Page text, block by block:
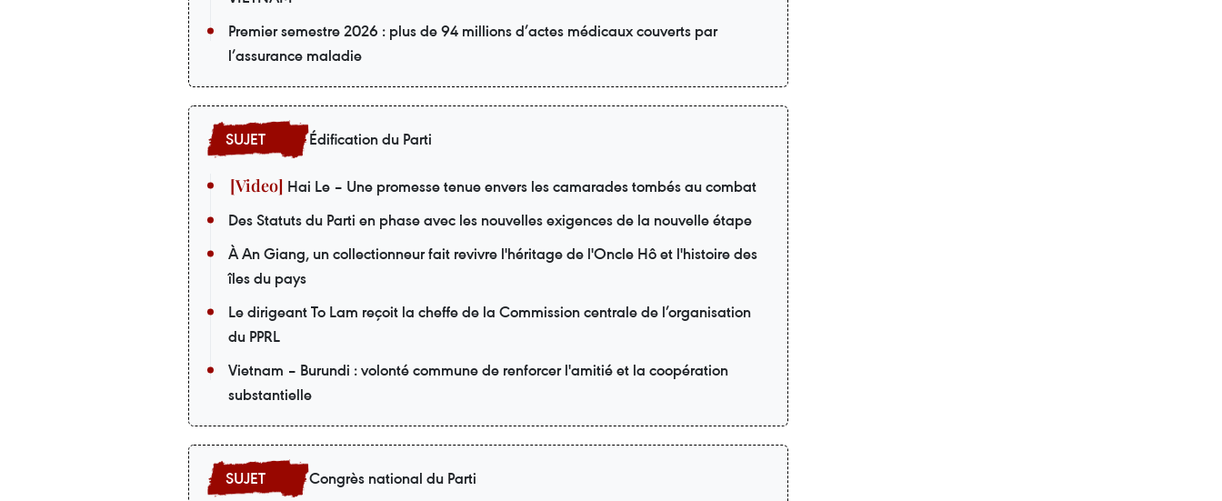
Premier semestre 2026 : plus de 94 millions d’actes médicaux couverts par
l’assurance maladie
Édification du Parti
Hai Le – Une promesse tenue envers les camarades tombés au combat
Des Statuts du Parti en phase avec les nouvelles exigences de la nouvelle étape
À An Giang, un collectionneur fait revivre l'héritage de l'Oncle Hô et l'histoire des
îles du pays
Le dirigeant To Lam reçoit la cheffe de la Commission centrale de l’organisation
du PPRL
Vietnam – Burundi : volonté commune de renforcer l'amitié et la coopération
substantielle
Congrès national du Parti